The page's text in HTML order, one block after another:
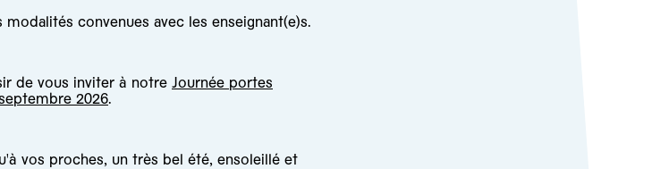
convenues avec les enseignant(e)s.
de vous inviter à notre Journée portes
2026.
vos proches, un très bel été, ensoleillé et